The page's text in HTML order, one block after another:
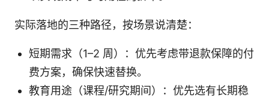
实际落地的三种路径，按场景说清楚：
短期需求（1–2 周）：优先考虑带退款保障的付
费方案，确保快速替换。
教育用途（课程/研究期间）：优先选有长期稳